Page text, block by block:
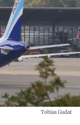
Tobias Gudat